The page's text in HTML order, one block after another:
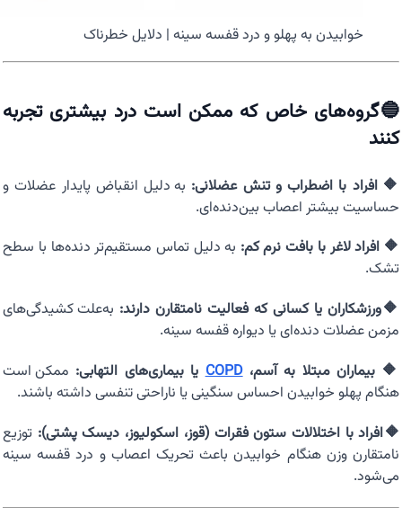
خوابیدن به پهلو و درد قفسه سینه | دلایل خطرناک
🔵گروه‌های خاص که ممکن است درد بیشتری تجربه
کنند
🔶 افراد با اضطراب و تنش عضلانی: به دلیل انقباض پایدار عضلات و
حساسیت بیشتر اعصاب بین‌دنده‌ای.
🔶 افراد لاغر با بافت نرم کم: به دلیل تماس مستقیم‌تر دنده‌ها با سطح
تشک.
🔶ورزشکاران یا کسانی که فعالیت نامتقارن دارند: به‌علت کشیدگی‌های
مزمن عضلات دنده‌ای یا دیواره قفسه سینه.
🔶 بیماران مبتلا به آسم،COPDیا بیماری‌های التهابی: ممکن است
هنگام پهلو خوابیدن احساس سنگینی یا ناراحتی تنفسی داشته باشند.
🔶افراد با اختلالات ستون فقرات (قوز، اسکولیوز، دیسک پشتی): توزیع
نامتقارن وزن هنگام خوابیدن باعث تحریک اعصاب و درد قفسه سینه
می‌شود.